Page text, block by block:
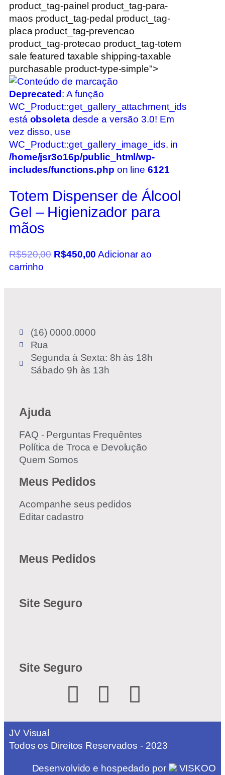
product_tag-painel product_tag-para-
maos product_tag-pedal product_tag-
placa product_tag-prevencao
product_tag-protecao product_tag-totem
sale featured taxable shipping-taxable
purchasable product-type-simple">
Deprecated : A função
WC_Product::get_gallery_attachment_ids
está obsoletadesde a versão 3.0! Em
vez disso, use
WC_Product::get_gallery_image_ids. in
/home/jsr3o16p/public_html/wp-
includes/functions.php on line 6121
Totem Dispenser de Álcool
Gel – Higienizador para
mãos
R$520,00 R$450,00 Adicionar ao
carrinho
(16) 0000.0000
Rua
Segunda à Sexta: 8h às 18h
Sábado 9h às 13h
Ajuda
FAQ - Perguntas Frequêntes
Política de Troca e Devolução
Quem Somos
Meus Pedidos
Acompanhe seus pedidos
Editar cadastro
Meus Pedidos
Site Seguro
Site Seguro
JV Visual
Todos os Direitos Reservados - 2023
Desenvolvido e hospedado por VISKOO